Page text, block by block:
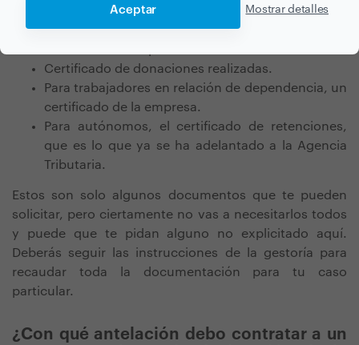
Aceptar Mostrar detalles
dividendos de acciones.
Certificado de compra o venta de inmuebles.
Certificado de donaciones realizadas.
Para trabajadores en relación de dependencia, un
certificado de la empresa.
Para autónomos, el certificado de retenciones,
que es lo que ya se ha adelantado a la Agencia
Tributaria.
Estos son solo algunos documentos que te pueden
solicitar, pero ciertamente no vas a necesitarlos todos
y puede que te pidan alguno no explicitado aquí.
Deberás seguir las instrucciones de la gestoría para
recaudar toda la documentación para tu caso
particular.
¿Con qué antelación debo contratar a un